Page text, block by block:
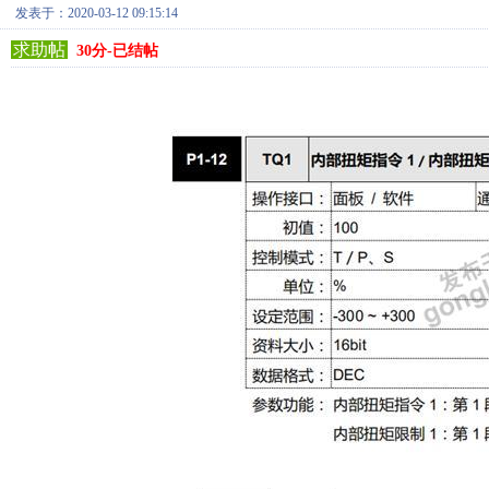
发表于：2020-03-12 09:15:14
求助帖 30分-已结帖